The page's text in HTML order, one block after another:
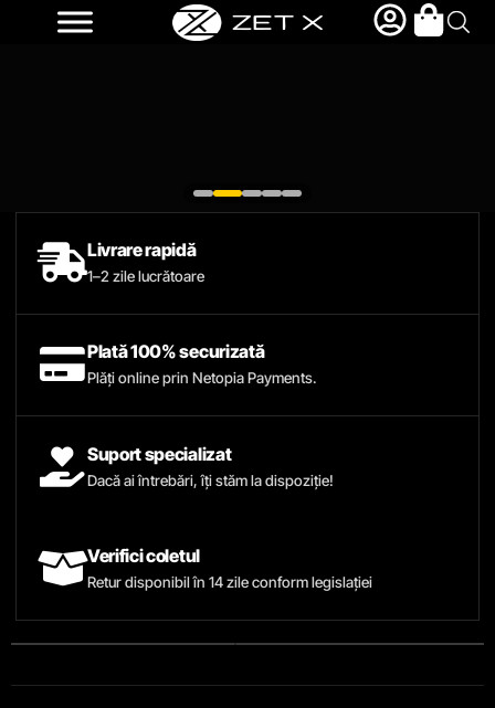
Livrare rapidă
1–2 zile lucrătoare
Plată 100% securizată
Plăți online prin Netopia Payments.
Suport specializat
Dacă ai întrebări, îți stăm la dispoziție!
Verifici coletul
Retur disponibil în 14 zile conform legislației